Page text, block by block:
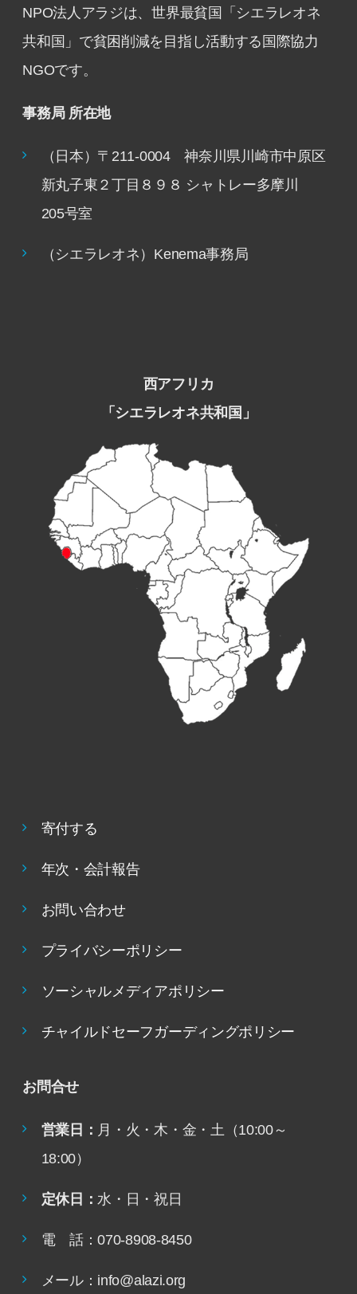
NPO法人アラジは、世界最貧国「シエラレオネ
共和国」で貧困削減を目指し活動する国際協力
NGOです。
事務局 所在地
（日本）〒211-0004 神奈川県川崎市中原区
新丸子東２丁目８９８ シャトレー多摩川
205号室
（シエラレオネ）Kenema事務局
西アフリカ
「シエラレオネ共和国」
寄付する
年次・会計報告
お問い合わせ
プライバシーポリシー
ソーシャルメディアポリシー
チャイルドセーフガーディングポリシー
お問合せ
営業日： 月・火・木・金・土（10:00～
18:00）
定休日：水・日・祝日
電 話：070-8908-8450
メール：info@alazi.org